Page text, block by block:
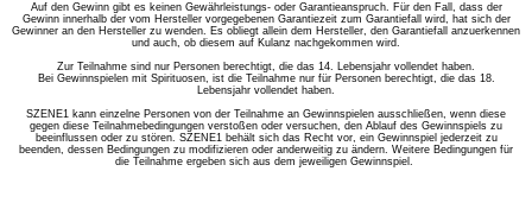
Auf den Gewinn gibt es keinen Gewährleistungs- oder Garantieanspruch. Für den Fall, dass der
Gewinn innerhalb der vom Hersteller vorgegebenen Garantiezeit zum Garantiefall wird, hat sich der
Gewinner an den Hersteller zu wenden. Es obliegt allein dem Hersteller, den Garantiefall anzuerkennen
und auch, ob diesem auf Kulanz nachgekommen wird.
Zur Teilnahme sind nur Personen berechtigt, die das 14. Lebensjahr vollendet haben.
Bei Gewinnspielen mit Spirituosen, ist die Teilnahme nur für Personen berechtigt, die das 18.
Lebensjahr vollendet haben.
SZENE1 kann einzelne Personen von der Teilnahme an Gewinnspielen ausschließen, wenn diese
gegen diese Teilnahmebedingungen verstoßen oder versuchen, den Ablauf des Gewinnspiels zu
beeinflussen oder zu stören. SZENE1 behält sich das Recht vor, ein Gewinnspiel jederzeit zu
beenden, dessen Bedingungen zu modifizieren oder anderweitig zu ändern. Weitere Bedingungen für
die Teilnahme ergeben sich aus dem jeweiligen Gewinnspiel.